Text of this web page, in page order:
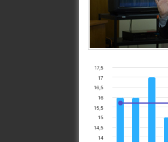
14
14,5
15
15,5
16
16,5
17
17,5